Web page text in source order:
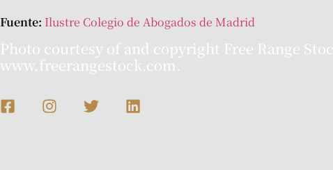
Fuente: Ilustre Colegio de Abogados de Madrid
Photo courtesy of and copyright Free Range
www.freerangestock.com.